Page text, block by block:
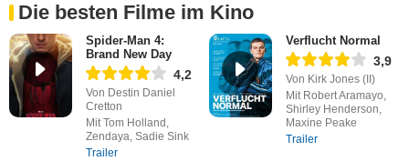
Die besten Filme im Kino
Spider-Man 4:
Brand New Day
4,2
Von Destin Daniel
Cretton
Mit Tom Holland,
Zendaya, Sadie Sink
Trailer
Verflucht Normal
3,9
Von Kirk Jones (II)
Mit Robert Aramayo,
Shirley Henderson,
Maxine Peake
Trailer